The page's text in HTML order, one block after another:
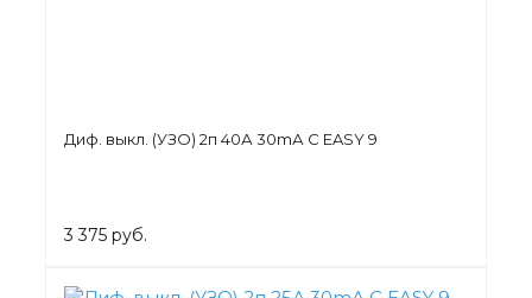
Диф. выкл. (УЗО) 2п 40А 30mА C EASY 9
3 375 руб.